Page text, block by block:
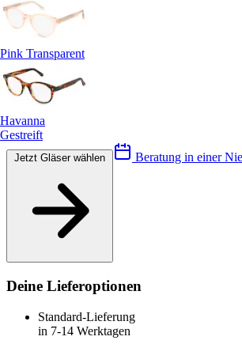
Pink Transparent
Havanna
Gestreift
Beratung in einer
Deine Lieferoptionen
Standard-Lieferung
in 7-14 Werktagen